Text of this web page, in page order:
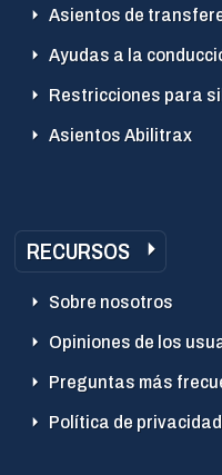
Asientos de
Ayudas a la
Restricciones para
Asientos Abilitrax
RECURSOS
Sobre nosotros
Opiniones de los
Preguntas más
Política de privacidad